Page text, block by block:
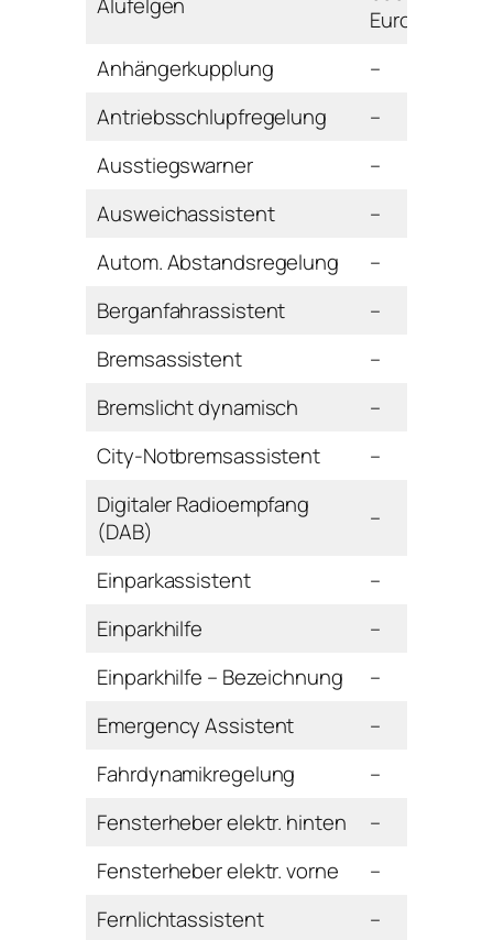
Euro
Anhängerkupplung
–
Antriebsschlupfregelung
–
Ausstiegswarner
–
Ausweichassistent
–
Autom. Abstandsregelung
–
Berganfahrassistent
–
Bremsassistent
–
Bremslicht dynamisch
–
City-Notbremsassistent
–
Digitaler Radioempfang
(DAB)
–
Einparkassistent
–
Einparkhilfe
–
Einparkhilfe – Bezeichnung
–
Emergency Assistent
–
Fahrdynamikregelung
–
Fensterheber elektr. hinten
–
Fensterheber elektr. vorne
–
Fernlichtassistent
–